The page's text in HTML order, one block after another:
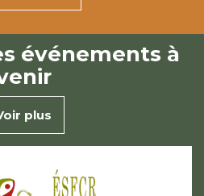
événements à
plus